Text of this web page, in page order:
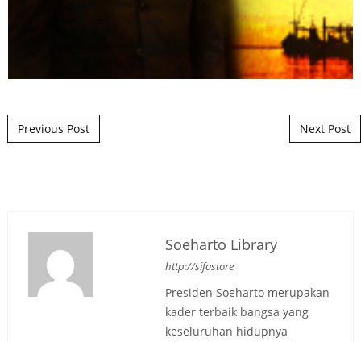
Post navigation
Previous Post Next Post
Soeharto Library
http://sifastore
Presiden Soeharto merupakan
kader terbaik bangsa yang
keseluruhan hidupnya